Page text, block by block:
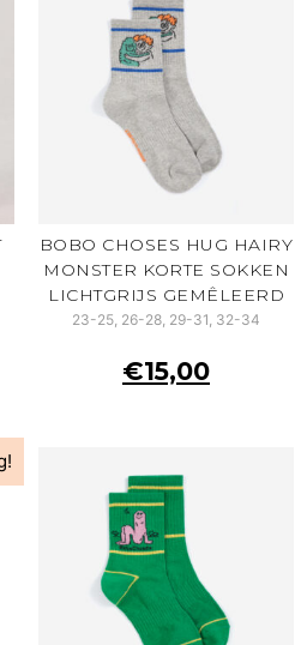
BOBO CHOSES HUG HAIRY
MONSTER KORTE SOKKEN
LICHTGRIJS GEMÊLEERD
23-25, 26-28, 29-31, 32-34
€15,00